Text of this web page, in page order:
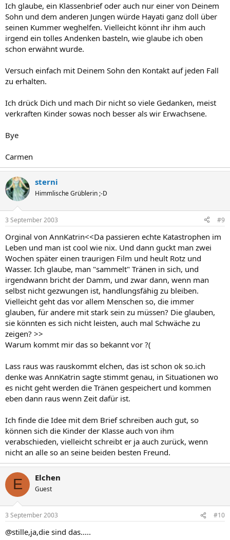
Ich glaube, ein Klassenbrief oder auch nur einer von Deinem
Sohn und dem anderen Jungen würde Hayati ganz doll über
seinen Kummer weghelfen. Vielleicht könnt ihr ihm auch
irgend ein tolles Andenken basteln, wie glaube ich oben
schon erwähnt wurde.
Versuch einfach mit Deinem Sohn den Kontakt auf jeden Fall
zu erhalten.
Ich drück Dich und mach Dir nicht so viele Gedanken, meist
verkraften Kinder sowas noch besser als wir Erwachsene.
Bye
Carmen
sterni
Himmlische Grüblerin ;-D
3 September 2003 #9
Orginal von AnnKatrin<<Da passieren echte Katastrophen im
Leben und man ist cool wie nix. Und dann guckt man zwei
Wochen später einen traurigen Film und heult Rotz und
Wasser. Ich glaube, man "sammelt" Tränen in sich, und
irgendwann bricht der Damm, und zwar dann, wenn man
selbst nicht gezwungen ist, handlungsfähig zu bleiben.
Vielleicht geht das vor allem Menschen so, die immer
glauben, für andere mit stark sein zu müssen? Die glauben,
sie könnten es sich nicht leisten, auch mal Schwäche zu
zeigen? >>
Warum kommt mir das so bekannt vor ?(
Lass raus was rauskommt elchen, das ist schon ok so.ich
denke was AnnKatrin sagte stimmt genau, in Situationen wo
es nicht geht werden die Tränen gespeichert und kommen
eben dann raus wenn Zeit dafür ist.
Ich finde die Idee mit dem Brief schreiben auch gut, so
können sich die Kinder der Klasse auch von ihm
verabschieden, vielleicht schreibt er ja auch zurück, wenn
nicht an alle so an seine beiden besten Freund.
E Elchen
Guest
3 September 2003 #10
@stille,ja,die sind das.....